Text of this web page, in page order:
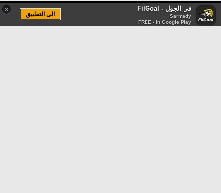
× في الجول - FilGoal
Sarmady
FREE - In Google Play
الى التطبيق